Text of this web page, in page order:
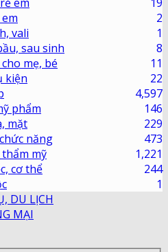
2
vali
1
sau sinh
8
mẹ, bé
11
kiện
22
4,597
phẩm
146
mặt
229
năng
473
thẩm mỹ
1,221
cơ thể
244
1
DU LỊCH
MẠI